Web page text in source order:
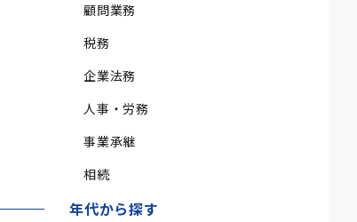
顧問業務
税務
企業法務
人事・労務
事業承継
相続
年代から探す